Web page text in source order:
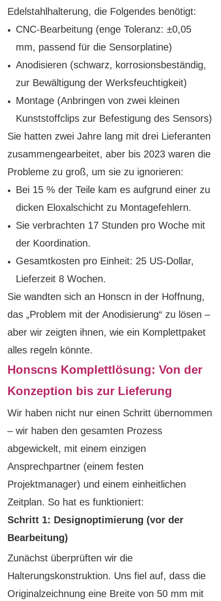
Edelstahlhalterung, die Folgendes benötigt:
CNC-Bearbeitung (enge Toleranz: ±0,05
mm, passend für die Sensorplatine)
Anodisieren (schwarz, korrosionsbeständig,
zur Bewältigung der Werksfeuchtigkeit)
Montage (Anbringen von zwei kleinen
Kunststoffclips zur Befestigung des Sensors)
Sie hatten zwei Jahre lang mit drei Lieferanten
zusammengearbeitet, aber bis 2023 waren die
Probleme zu groß, um sie zu ignorieren:
Bei 15 % der Teile kam es aufgrund einer zu
dicken Eloxalschicht zu Montagefehlern.
Sie verbrachten 17 Stunden pro Woche mit
der Koordination.
Gesamtkosten pro Einheit: 25 US-Dollar,
Lieferzeit 8 Wochen.
Sie wandten sich an Honscn in der Hoffnung,
das „Problem mit der Anodisierung“ zu lösen –
aber wir zeigten ihnen, wie ein Komplettpaket
alles regeln könnte.
Honscns Komplettlösung: Von der
Konzeption bis zur Lieferung
Wir haben nicht nur einen Schritt übernommen
– wir haben den gesamten Prozess
abgewickelt, mit einem einzigen
Ansprechpartner (einem festen
Projektmanager) und einem einheitlichen
Zeitplan. So hat es funktioniert:
Schritt 1: Designoptimierung (vor der
Bearbeitung)
Zunächst überprüften wir die
Halterungskonstruktion. Uns fiel auf, dass die
Originalzeichnung eine Breite von 50 mm mit